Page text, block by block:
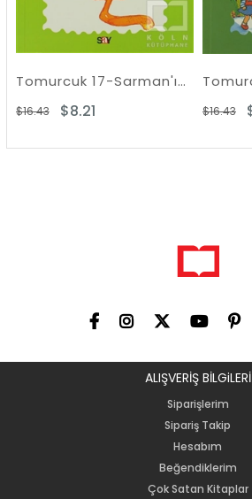
Tomurcuk 17-Sarman'ın Serüvenleri
$8.21 $8.21
ALIŞVERİŞ BİLGiLERİ
Siparişlerim
Sipariş Takip
Hesabım
Beğendiklerim
Çok Satan Kitaplar